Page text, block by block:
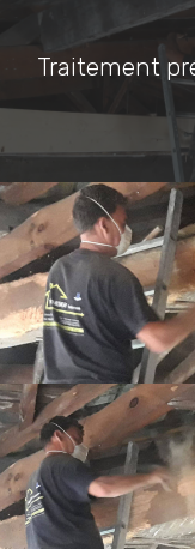
Traitement